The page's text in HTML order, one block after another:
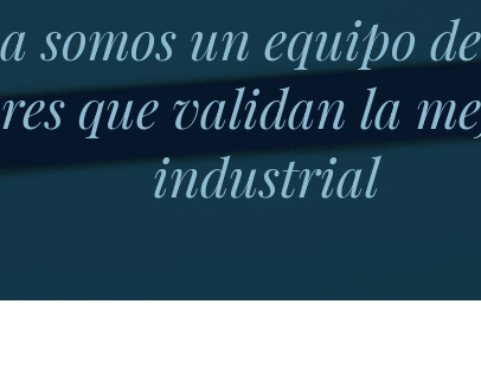
somos un equipo
que validan la
industrial